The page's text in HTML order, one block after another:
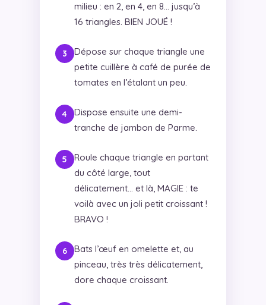
milieu : en 2, en 4, en 8… jusqu’à
16 triangles. BIEN JOUÉ !
Dépose sur chaque triangle une
petite cuillère à café de purée de
tomates en l’étalant un peu.
Dispose ensuite une demi-
tranche de jambon de Parme.
Roule chaque triangle en partant
du côté large, tout
délicatement… et là, MAGIE : te
voilà avec un joli petit croissant !
BRAVO !
Bats l’œuf en omelette et, au
pinceau, très très délicatement,
dore chaque croissant.